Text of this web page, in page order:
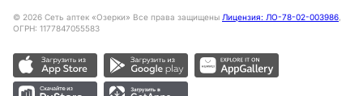
© 2026 Сеть аптек «Озерки» Все права защищены Лицензия: ЛО-78-02-003986,
ОГРН: 1177847055583